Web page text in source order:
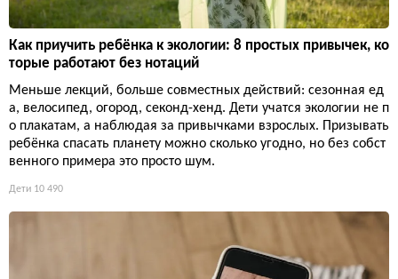
Как приучить ребёнка к экологии: 8 простых привычек, ко
торые работают без нотаций
Меньше лекций, больше совместных действий: сезонная ед
а, велосипед, огород, секонд-хенд. Дети учатся экологии не п
о плакатам, а наблюдая за привычками взрослых. Призывать
ребёнка спасать планету можно сколько угодно, но без собст
венного примера это просто шум.
Дети 10 490